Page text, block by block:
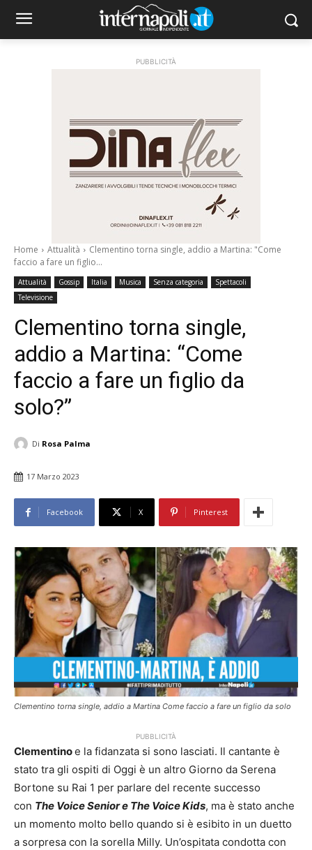
PUBBLICITÀ
Home Attualità
Clementino torna single, addio a Martina: "Come
faccio a fare un figlio...
Attualità Gossip Italia Musica Senza categoria
Spettacoli
Televisione
Clementino torna single,
addio a Martina: “Come
faccio a fare un figlio da
solo?”
Di Rosa Palma
17 Marzo 2023
Facebook X Pinterest
Clementino torna single, addio a Martina Come faccio a fare un figlio da solo
PUBBLICITÀ
Clementinoe la fidanzata si sono lasciati. Il cantante è
stato tra gli ospiti di Oggi è un altro Giorno da Serena
Bortone su Rai 1 per parlare del recente successo
con The Voice Senior e The Voice Kids, ma è stato anche
un momento molto bello quando si è esibito in un duetto
a sorpresa con la sorella Milly. Un’ospitata condotta con